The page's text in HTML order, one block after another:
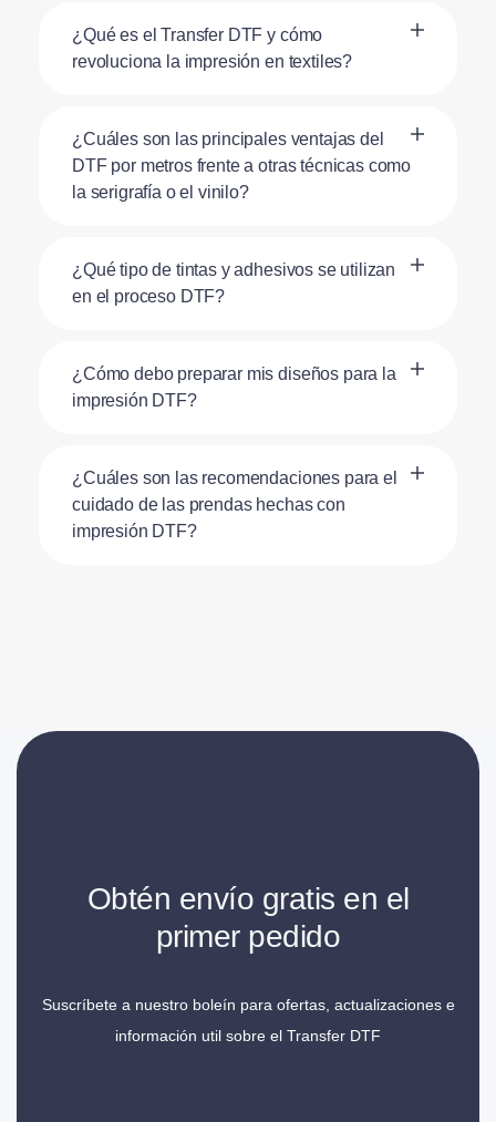
¿Qué es el Transfer DTF y cómo
revoluciona la impresión en textiles?
¿Cuáles son las principales ventajas del
DTF por metros frente a otras técnicas como
la serigrafía o el vinilo?
¿Qué tipo de tintas y adhesivos se utilizan
en el proceso DTF?
¿Cómo debo preparar mis diseños para la
impresión DTF?
¿Cuáles son las recomendaciones para el
cuidado de las prendas hechas con
impresión DTF?
Obtén envío gratis en el
primer pedido
Suscríbete a nuestro boleín para ofertas, actualizaciones e
información util sobre el Transfer DTF